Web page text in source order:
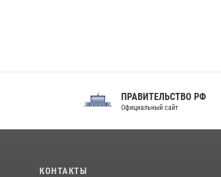
ПРАВИТЕЛЬСТВО РФ
Официальный сайт
КОНТАКТЫ